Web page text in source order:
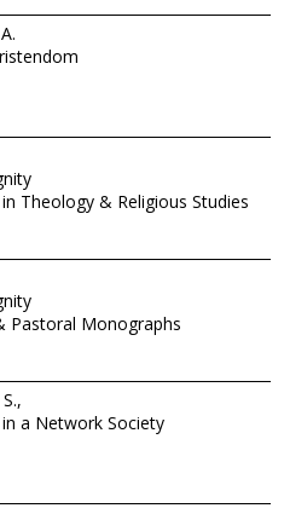
Theology & Religious Studies
Pastoral Monographs
a Network Society